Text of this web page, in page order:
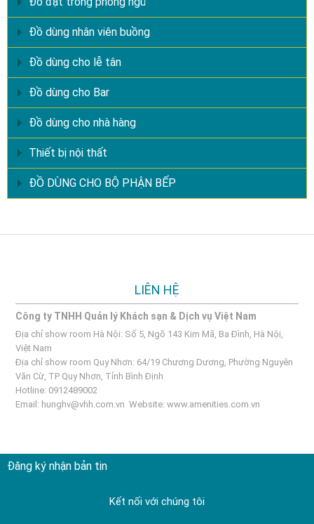
Đồ dùng nhân viên buồng
Đồ dùng cho lễ tân
Đồ dùng cho Bar
Đồ dùng cho nhà hàng
Thiết bị nội thất
ĐỒ DÙNG CHO BỘ PHẬN BẾP
LIÊN HỆ
Công ty TNHH Quản lý Khách sạn & Dịch vụ Việt Nam
Địa chỉ show room Hà Nội: Số 5, Ngõ 143 Kim Mã, Ba Đình, Hà Nội,
Việt Nam
Địa chỉ show room Quy Nhơn: 64/19 Chương Dương, Phường Nguyên
Văn Cừ, TP Quy Nhơn, Tỉnh Bình Định
Hotline: 0912489002
Email: hunghv@vhh.com.vn Website:www.amenities.com.vn
Đăng ký nhận bản tin
Kết nối với chúng tôi